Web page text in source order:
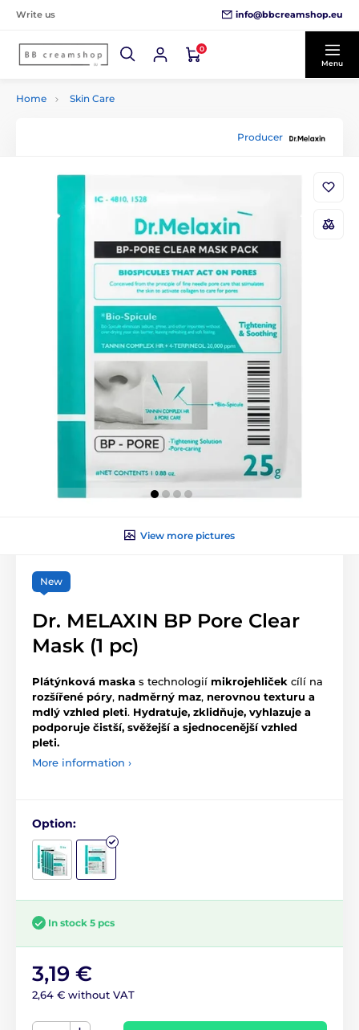
Write us info@bbcreamshop.eu
0
Menu
Home Skin Care
Producer
View more pictures
New
Dr. MELAXIN BP Pore Clear
Mask (1 pc)
Plátýnková maska s technologií mikrojehliček cílí na
rozšířené póry, nadměrný maz, nerovnou texturu a
mdlý vzhled pleti. Hydratuje, zklidňuje, vyhlazuje a
podporuje čistší, svěžejší a sjednocenější vzhled
pleti.
More information ›
Option:
In stock 5 pcs
3,19 €
2,64 € without VAT